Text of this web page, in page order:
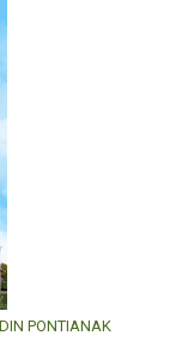
PONTIANAK